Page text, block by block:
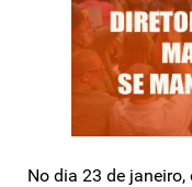
No dia 23 de